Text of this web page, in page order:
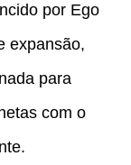
por Ego
expansão,
para
com o